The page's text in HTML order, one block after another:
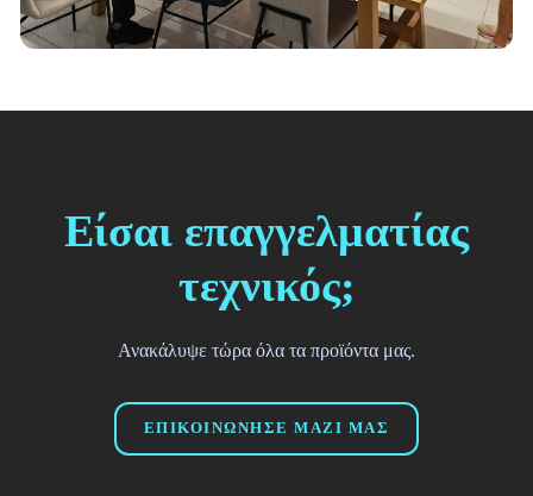
Είσαι επαγγελματίας
τεχνικός;
Ανακάλυψε τώρα όλα τα προϊόντα μας.
ΕΠΙΚΟΙΝΩΝΗΣΕ ΜΑΖΙ ΜΑΣ